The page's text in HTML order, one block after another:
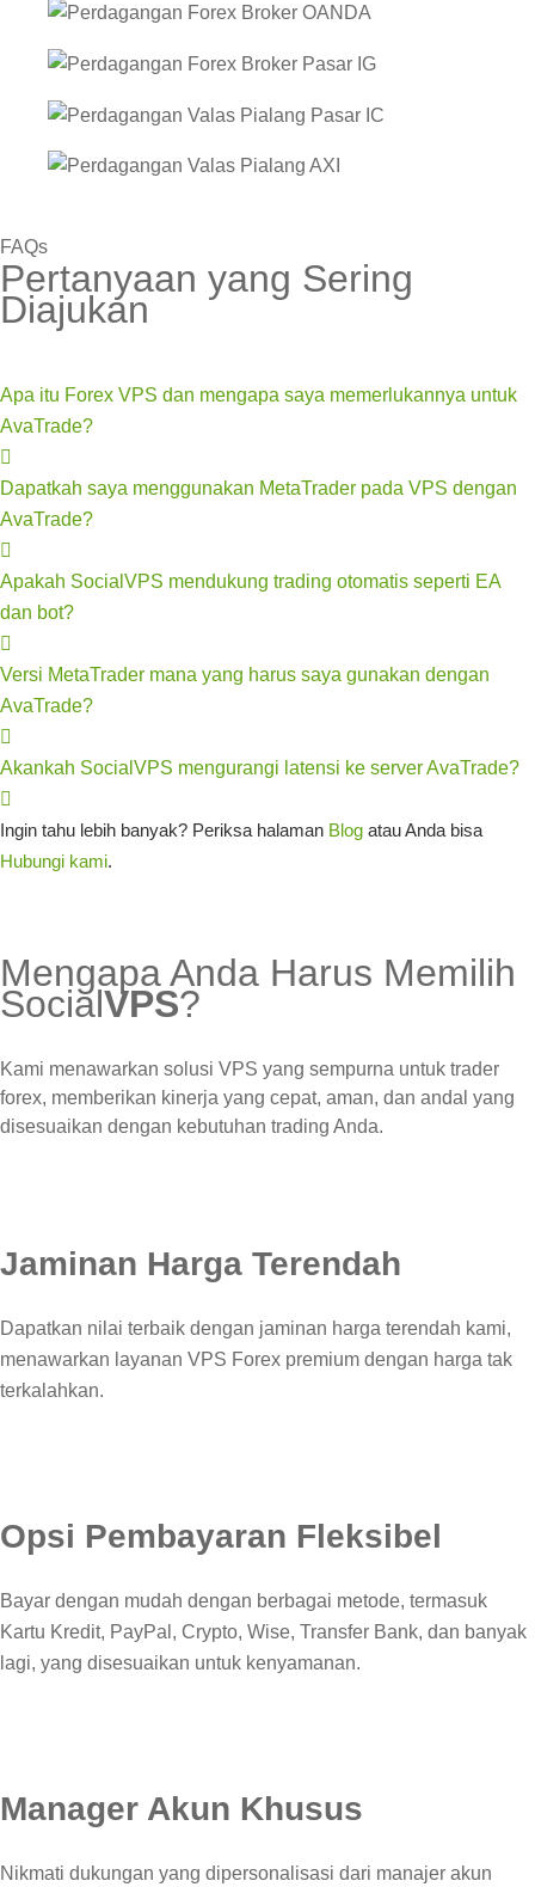
FAQs
Pertanyaan yang Sering
Diajukan
Apa itu Forex VPS dan mengapa saya memerlukannya untuk
AvaTrade?
Dapatkah saya menggunakan MetaTrader pada VPS dengan
AvaTrade?
Apakah SocialVPS mendukung trading otomatis seperti EA
dan bot?
Versi MetaTrader mana yang harus saya gunakan dengan
AvaTrade?
Akankah SocialVPS mengurangi latensi ke server AvaTrade?
Ingin tahu lebih banyak? Periksa halaman Blog atau Anda bisa
Hubungi kami.
Mengapa Anda Harus Memilih
SocialVPS?
Kami menawarkan solusi VPS yang sempurna untuk trader
forex, memberikan kinerja yang cepat, aman, dan andal yang
disesuaikan dengan kebutuhan trading Anda.
Jaminan Harga Terendah
Dapatkan nilai terbaik dengan jaminan harga terendah kami,
menawarkan layanan VPS Forex premium dengan harga tak
terkalahkan.
Opsi Pembayaran Fleksibel
Bayar dengan mudah dengan berbagai metode, termasuk
Kartu Kredit, PayPal, Crypto, Wise, Transfer Bank, dan banyak
lagi, yang disesuaikan untuk kenyamanan.
Manager Akun Khusus
Nikmati dukungan yang dipersonalisasi dari manajer akun